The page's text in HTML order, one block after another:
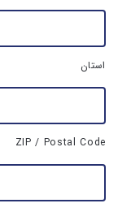
ل
ح
ل
ن
گ
ی
استان
ZIP / Postal Code